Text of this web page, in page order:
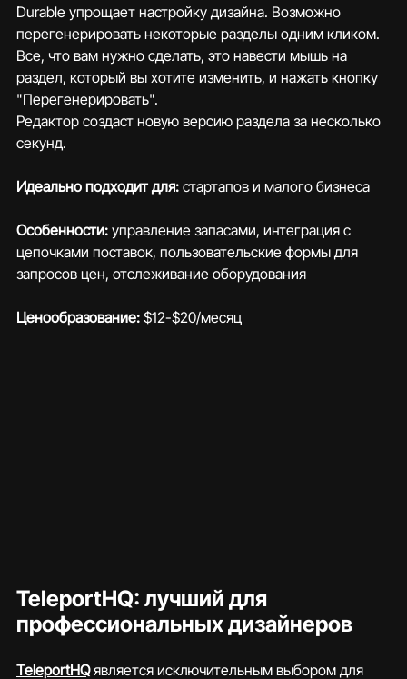
Durable упрощает настройку дизайна. Возможно
перегенерировать некоторые разделы одним кликом.
Все, что вам нужно сделать, это навести мышь на
раздел, который вы хотите изменить, и нажать кнопку
"Перегенерировать".
Редактор создаст новую версию раздела за несколько
секунд.
Идеально подходит для: стартапов и малого бизнеса
Особенности: управление запасами, интеграция с
цепочками поставок, пользовательские формы для
запросов цен, отслеживание оборудования
Ценообразование: $12-$20/месяц
TeleportHQ: лучший для
профессиональных дизайнеров
TeleportHQ является исключительным выбором для